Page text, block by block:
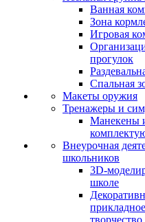
Ванная
Зона
Игровая
прогулок
Спальная
Макеты оружия
Тренажеры и
Манекены
Внеурочная
школьников
3D-
школе
прикладное